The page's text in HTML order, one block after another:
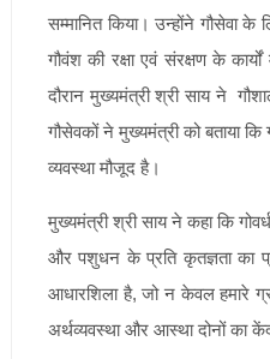
सम्मानित किया। उन्होंने गौसेवा
गौवंश की रक्षा एवं संरक्षण के
दौरान मुख्यमंत्री श्री साय ने
गौसेवकों ने मुख्यमंत्री को बताया
व्यवस्था मौजूद है।
मुख्यमंत्री श्री साय ने कहा कि
और पशुधन के प्रति कृतज्ञता का
आधारशिला है, जो न केवल हमारे
अर्थव्यवस्था और आस्था दोनों का